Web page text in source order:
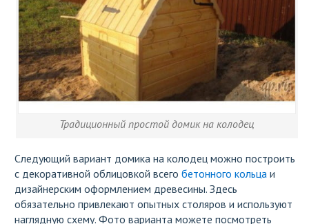
Традиционный простой домик на колодец
Следующий вариант домика на колодец можно построить
с декоративной облицовкой всего бетонного кольцаи
дизайнерским оформлением древесины. Здесь
обязательно привлекают опытных столяров и используют
наглядную схему. Фото варианта можете посмотреть